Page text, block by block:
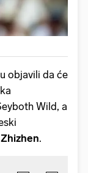
objavili da će
Wild, a
Zhizhen.